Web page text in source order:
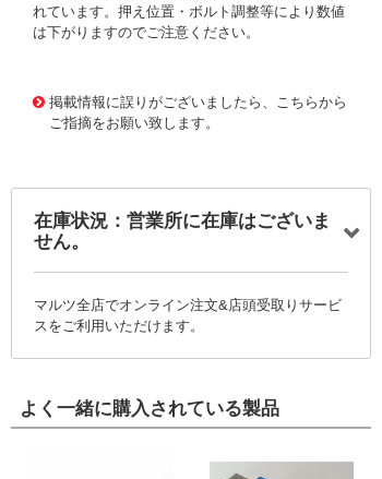
れています。押え位置・ボルト調整等により数値
は下がりますのでご注意ください。
掲載情報に誤りがございましたら、こちらから
ご指摘をお願い致します。
在庫状況：営業所に在庫はございま
せん。
マルツ全店でオンライン注文&店頭受取りサービ
スをご利用いただけます。
よく一緒に購入されている製品